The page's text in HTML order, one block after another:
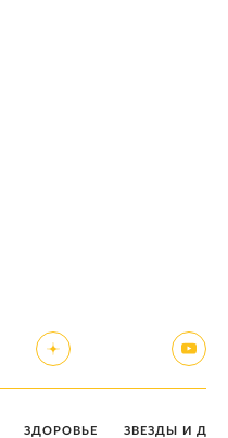
ЗДОРОВЬЕ ЗВЕЗДЫ И